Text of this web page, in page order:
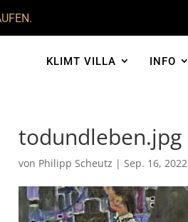
KLIMT VILLA INFO
todundleben.jpg
von Philipp Scheutz | Sep. 16, 2022